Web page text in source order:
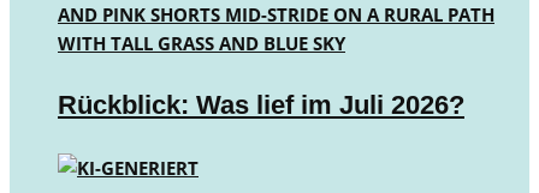
Rückblick: Was lief im Juli 2026?